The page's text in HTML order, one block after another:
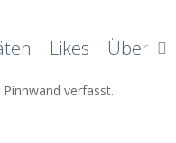
Likes Über
verfasst.